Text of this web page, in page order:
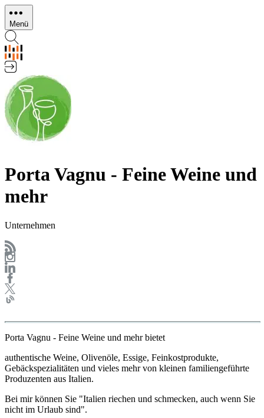
Direkt
zum
Inhalt
Menü
Porta Vagnu - Feine Weine und
mehr
Unternehmen
Porta Vagnu - Feine Weine und mehr bietet
authentische Weine, Olivenöle, Essige, Feinkostprodukte,
Gebäckspezialitäten und vieles mehr von kleinen familiengeführte
Produzenten aus Italien.
Bei mir können Sie "Italien riechen und schmecken, auch wenn Sie
nicht im Urlaub sind".